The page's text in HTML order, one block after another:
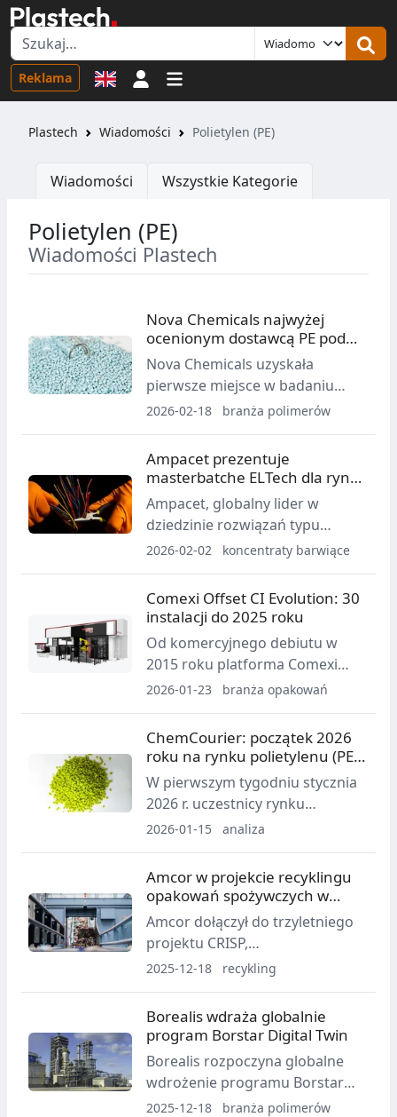
Reklama Logowanie
Plastech Wiadomości Polietylen (PE)
Wiadomości Wszystkie Kategorie
Polietylen (PE)
Wiadomości Plastech
Nova Chemicals najwyżej
ocenionym dostawcą PE pod
względem jakości
Nova Chemicals uzyskała
pierwsze miejsce w badaniu
Mastio & Company dotyczącym
segmencie polietylenu,
zdobywając wyróżnienie PE
Benchmarking Award za jakość i
ogólną efektywność.
2026-02-18 branża polimerów
Ampacet prezentuje
masterbatche ELTech dla rynku
energetycznego i
elektronicznego na Wire 2026
Ampacet, globalny lider w
dziedzinie rozwiązań typu
masterbatch, zaprezentuje
produktów ELTech podczas
targów Wire 2026, podkreślając
innowacyjne rozwiązania
barwiące oraz uniepalniające
przeznaczone do kabli
energetycznych i
telekomunikacyjnych, a także do
osłon światłowodowych.
2026-02-02 koncentraty barwiące
Comexi Offset CI Evolution: 30
instalacji do 2025 roku
Od komercyjnego debiutu w
2015 roku platforma Comexi
Offset CI Evolution osiągnęła 30
wysoką jakość druku z
procesem w 100%
bezrozpuszczalnikowym oraz
obniżonym zużyciem energii.
2026-01-23 branża opakowań
ChemCourier: początek 2026
roku na rynku polietylenu (PE)
w Polsce
W pierwszym tygodniu stycznia
2026 r. uczestnicy rynku
stopniowo wracali do
weekendzie świąteczno-
noworocznym. Okres ten
upłynął pod znakiem
oczekiwania na pierwsze oferty
cenowe oraz analizy bieżącej
sytuacji rynkowej.
2026-01-15 analiza
Amcor w projekcie recyklingu
opakowań spożywczych w
Danii
Amcor dołączył do trzyletniego
projektu CRISP,
koordynowanego przez Danish
celem jest rozwój
pełnoskalowego, cyrkularnego
recyklingu sztywnych opakowań
spożywczych z PE i PP z
odpadów komunalnych.
2025-12-18 recykling
Borealis wdraża globalnie
program Borstar Digital Twin
Borealis rozpoczyna globalne
wdrożenie programu Borstar
Digital Twin, opartego na
2025-12-18 branża polimerów